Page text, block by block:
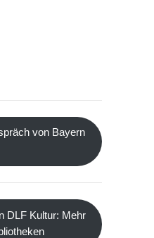
von Bayern
DLF Kultur: Mehr